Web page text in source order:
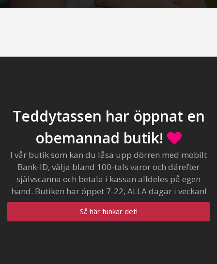
Teddytassen har öppnat en
obemannad butik!
I vår butik som kan du låsa upp dörren med mobilt
Bank-ID, välja bland 100-tals varor och därefter
självscanna och betala i kassan alldeles på egen
hand. Butiken har öppet 7-22, ALLA dagar i veckan!
Så här funkar det!